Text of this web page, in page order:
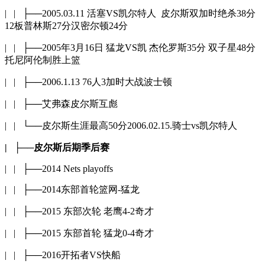
| | ├──2005.03.11 活塞VS凯尔特人 皮尔斯双加时绝杀38分
12板普林斯27分汉密尔顿24分
| | ├──2005年3月16日 猛龙VS凯 杰伦罗斯35分 双子星48分
托尼阿伦制胜上篮
| | ├──2006.1.13 76人3加时大战波士顿
| | ├──艾弗森皮尔斯互彪
| | └──皮尔斯生涯最高50分2006.02.15.骑士vs凯尔特人
| ├──皮尔斯后期季后赛
| | ├──2014 Nets playoffs
| | ├──2014东部首轮篮网-猛龙
| | ├──2015 东部次轮 老鹰4-2奇才
| | ├──2015 东部首轮 猛龙0-4奇才
| | ├──2016开拓者VS快船